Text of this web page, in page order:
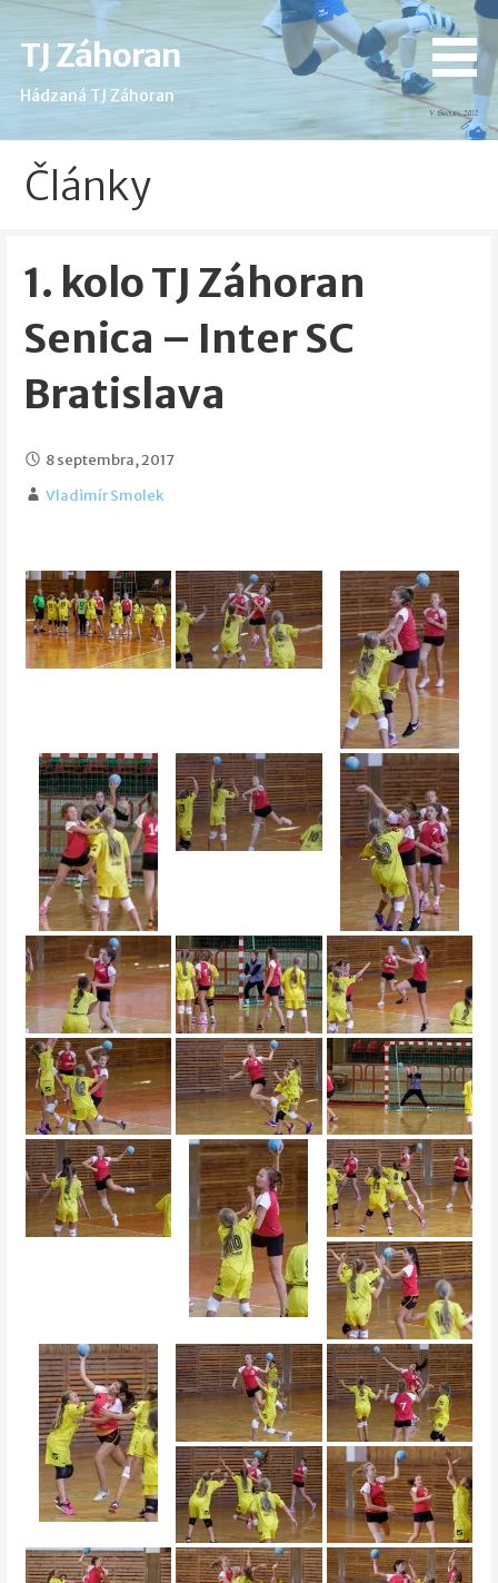
Skip
content
TJ Záhoran
Hádzaná TJ Záhoran
Články
1. kolo TJ Záhoran
Senica – Inter SC
Bratislava
8 septembra, 2017
Vladimír Smolek